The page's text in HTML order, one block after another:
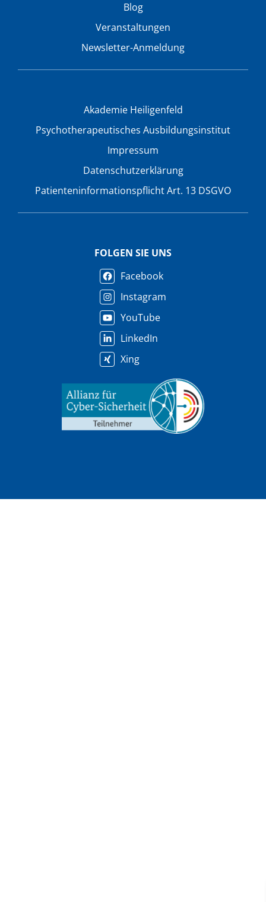
Blog
Veranstaltungen
Newsletter-Anmeldung
Akademie Heiligenfeld
Psychotherapeutisches Ausbildungsinstitut
Impressum
Datenschutzerklärung
Patienteninformationspflicht Art. 13 DSGVO
FOLGEN SIE UNS
Facebook
Instagram
YouTube
LinkedIn
Xing